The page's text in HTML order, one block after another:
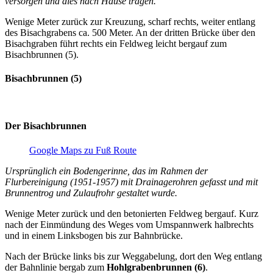
Wenige Meter zurück zur Kreuzung, scharf rechts, weiter entlang
des Bisachgrabens ca. 500 Meter. An der dritten Brücke über den
Bisachgraben führt rechts ein Feldweg leicht bergauf zum
Bisachbrunnen (5).
Bisachbrunnen (5)
Der Bisachbrunnen
Google Maps zu Fuß Route
Ursprünglich ein Bodengerinne, das im Rahmen der
Flurbereinigung (1951-1957) mit Drainagerohren gefasst und mit
Brunnentrog und Zulaufrohr gestaltet wurde.
Wenige Meter zurück und den betonierten Feldweg bergauf. Kurz
nach der Einmündung des Weges vom Umspannwerk halbrechts
und in einem Linksbogen bis zur Bahnbrücke.
Nach der Brücke links bis zur Weggabelung, dort den Weg entlang
der Bahnlinie bergab zum Hohlgrabenbrunnen (6).